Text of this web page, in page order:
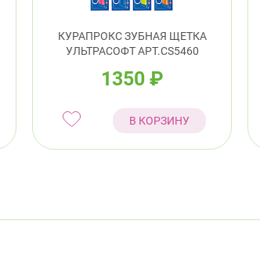
КУРАПРОКС ЗУБНАЯ ЩЕТКА
УЛЬТРАСОФТ АРТ.CS5460
1350 ₽
В КОРЗИНУ